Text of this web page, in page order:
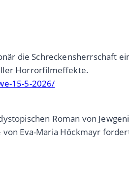
die Schreckensherrschaft
Horrorfilmeffekte.
15-5-2026/
Roman von
Eva-Maria Höckmayr